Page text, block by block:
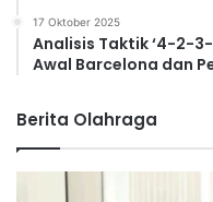
17 Oktober 2025
Analisis Taktik ‘4-2-3-
Awal Barcelona dan
Berita Olahraga